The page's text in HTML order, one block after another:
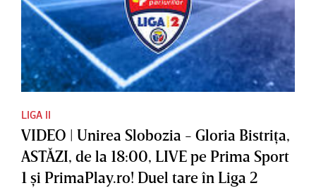
LIGA II
VIDEO | Unirea Slobozia - Gloria Bistriţa,
ASTĂZI, de la 18:00, LIVE pe Prima Sport
1 şi PrimaPlay.ro! Duel tare în Liga 2